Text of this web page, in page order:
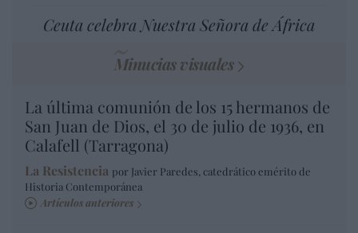
Ceuta celebra Nuestra Señora de África
Minucias visuales
La última comunión de los 15 hermanos de
San Juan de Dios, el 30 de julio de 1936, en
Calafell (Tarragona)
La Resistencia por Javier Paredes, catedrático emérito de
Historia Contemporánea
Artículos anteriores